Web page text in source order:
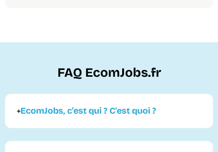
FAQ EcomJobs.fr
EcomJobs, c'est qui ? C'est quoi ?